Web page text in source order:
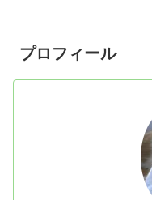
プロフィール